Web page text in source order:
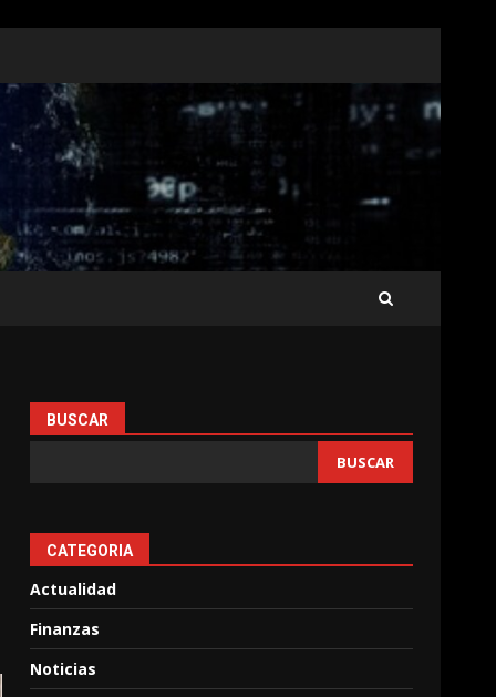
BUSCAR
BUSCAR
CATEGORIA
Actualidad
Finanzas
Noticias